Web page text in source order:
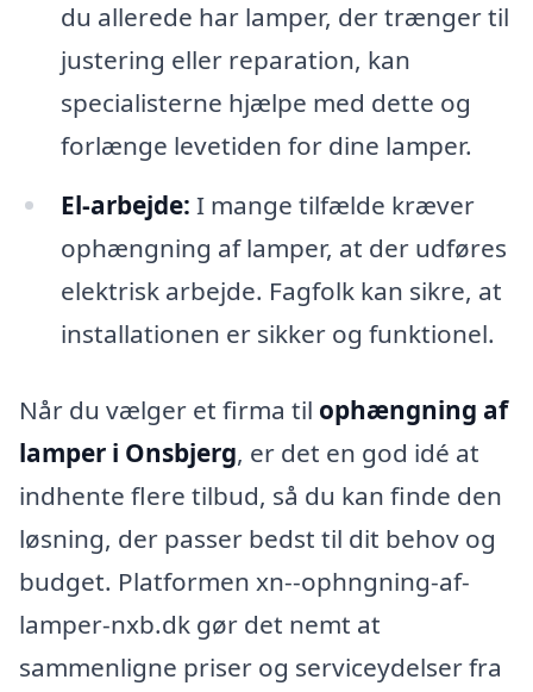
du allerede har lamper, der trænger til
justering eller reparation, kan
specialisterne hjælpe med dette og
forlænge levetiden for dine lamper.
El-arbejde: I mange tilfælde kræver
ophængning af lamper, at der udføres
elektrisk arbejde. Fagfolk kan sikre, at
installationen er sikker og funktionel.
Når du vælger et firma til ophængning af
lamper i Onsbjerg, er det en god idé at
indhente flere tilbud, så du kan finde den
løsning, der passer bedst til dit behov og
budget. Platformen xn--ophngning-af-
lamper-nxb.dk gør det nemt at
sammenligne priser og serviceydelser fra